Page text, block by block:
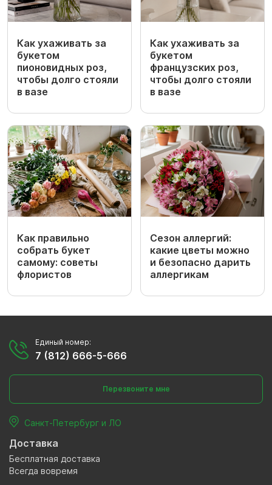
Как ухаживать за
букетом
пионовидных роз,
чтобы долго стояли
в вазе
Как ухаживать за
букетом
французских роз,
чтобы долго стояли
в вазе
Как правильно
собрать букет
самому: советы
флористов
Сезон аллергий:
какие цветы можно
и безопасно дарить
аллергикам
Единый номер:
7 (812) 666-5-666
Перезвоните мне
Санкт-Петербург и ЛО
Доставка
Бесплатная доставка
Всегда вовремя